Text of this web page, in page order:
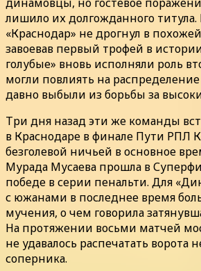
лишило их долгожданного титула.
«Краснодар» не дрогнул в
завоевав первый трофей в
голубые» вновь исполняли роль
могли повлиять на
давно выбыли из борьбы за
Три дня назад эти же команды
в Краснодаре в финале Пути РПЛ
безголевой ничьей в основное
Мурада Мусаева прошла в
победе в серии пенальти. Для
с южанами в последнее время
мучения, о чем говорила
На протяжении восьми матчей
не удавалось распечатать ворота
соперника.